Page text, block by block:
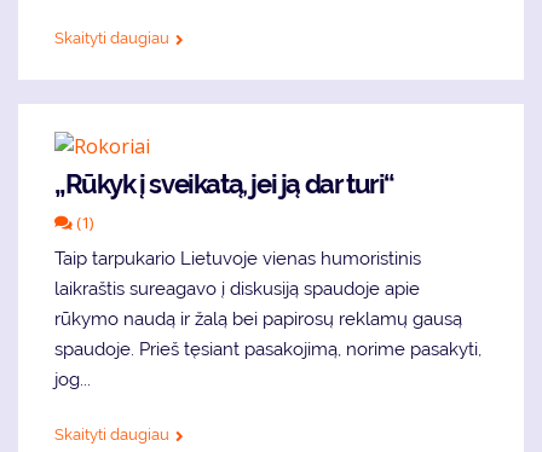
Skaityti daugiau
„Rūkyk į sveikatą, jei ją dar turi“
(1)
Taip tarpukario Lietuvoje vienas humoristinis
laikraštis sureagavo į diskusiją spaudoje apie
rūkymo naudą ir žalą bei papirosų reklamų gausą
spaudoje. Prieš tęsiant pasakojimą, norime pasakyti,
jog...
Skaityti daugiau